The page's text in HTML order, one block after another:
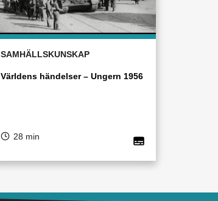
SAMHÄLLSKUNSKAP
Världens händelser – Ungern 1956
28 min